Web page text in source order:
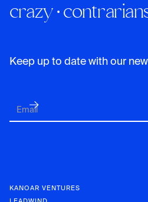
crazy ·
Keep up to date with our
KANOAR VENTURES